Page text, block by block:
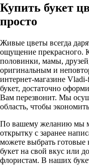
Купить букет
просто
Живые цветы всегда
ощущение прекрасного.
половинки, мамы,
оригинальным и
интернет-магазине
букет, достаточно
Вам перезвонит. Мы
область, чтобы
По вашему желанию мы
открытку с заранее
можете выбрать готовые
букет на свой вкус или
флористам. В наших